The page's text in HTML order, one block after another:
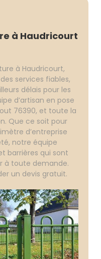
à Haudricourt
à Haudricourt,
services fiables,
délais pour les
d’artisan en pose
76390, et toute la
Que ce soit pour
d’entreprise
notre équipe
barrières qui sont
à toute demande.
un devis gratuit.